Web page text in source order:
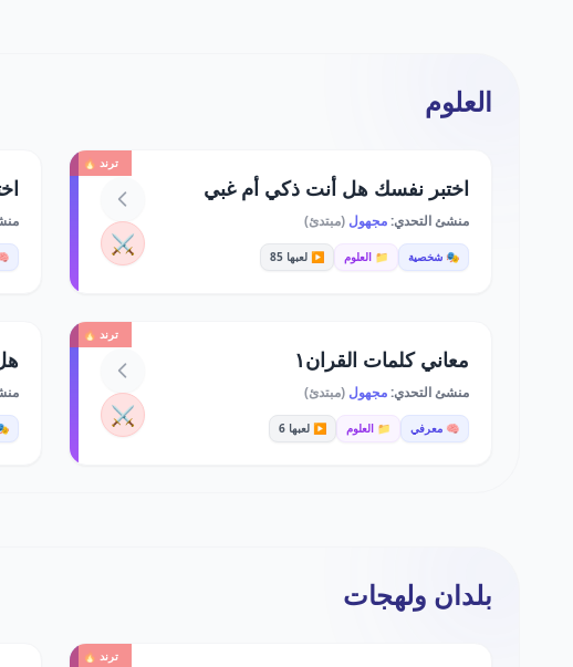
العلوم
ترند 🔥
اختبر نفسك هل أنت ذكي أم غبي
منشئ التحدي:مجهول (مبتدئ)
🎭 شخصية 📁 العلوم ▶️ لعبها 85 ⚔️
ترند 🔥
معاني كلمات القران١
منشئ التحدي:مجهول (مبتدئ)
🧠 معرفي 📁 العلوم ▶️ لعبها 6 ⚔️
بلدان ولهجات
ترند 🔥